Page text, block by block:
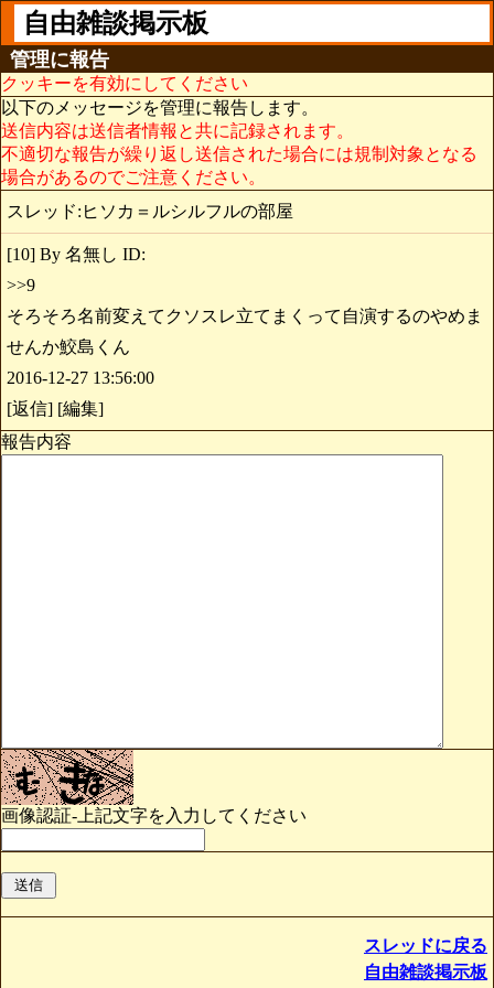
自由雑談掲示板
管理に報告
クッキーを有効にしてください
以下のメッセージを管理に報告します。
送信内容は送信者情報と共に記録されます。
不適切な報告が繰り返し送信された場合には規制対象となる
場合があるのでご注意ください。
スレッド:ヒソカ＝ルシルフルの部屋
[10] By 名無し ID:
>>9
そろそろ名前変えてクソスレ立てまくって自演するのやめま
せんか鮫島くん
2016-12-27 13:56:00
[返信] [編集]
報告内容
画像認証-上記文字を入力してください
スレッドに戻る
自由雑談掲示板